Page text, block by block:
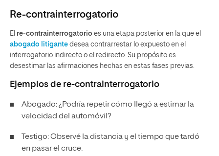
Re-contrainterrogatorio
El re-contrainterrogatorio es una etapa posterior en la que el
abogado litigante desea contrarrestar lo expuesto en el
interrogatorio indirecto o el redirecto. Su propósito es
desestimar las afirmaciones hechas en estas fases previas.
Ejemplos de re-contrainterrogatorio
Abogado: ¿Podría repetir cómo llegó a estimar la
velocidad del automóvil?
Testigo: Observé la distancia y el tiempo que tardó
en pasar el cruce.